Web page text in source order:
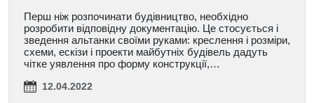
Перш ніж розпочинати будівництво, необхідно
розробити відповідну документацію. Це стосується і
зведення альтанки своїми руками: креслення і розміри,
схеми, ескізи і проекти майбутніх будівель дадуть
чітке уявлення про форму конструкції,…
12.04.2022